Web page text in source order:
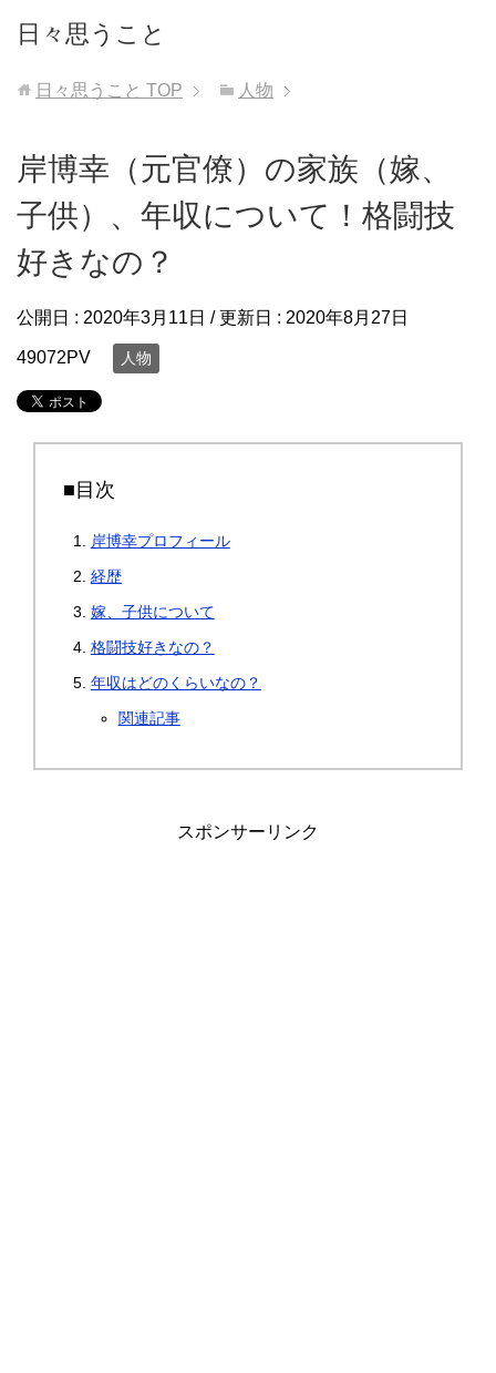
日々思うこと
日々思うこと TOP 人物
岸博幸（元官僚）の家族（嫁、
子供）、年収について！格闘技
好きなの？
公開日 : 2020年3月11日 / 更新日 : 2020年8月27日
49072PV 人物
■目次
岸博幸プロフィール
経歴
嫁、子供について
格闘技好きなの？
年収はどのくらいなの？
関連記事
スポンサーリンク